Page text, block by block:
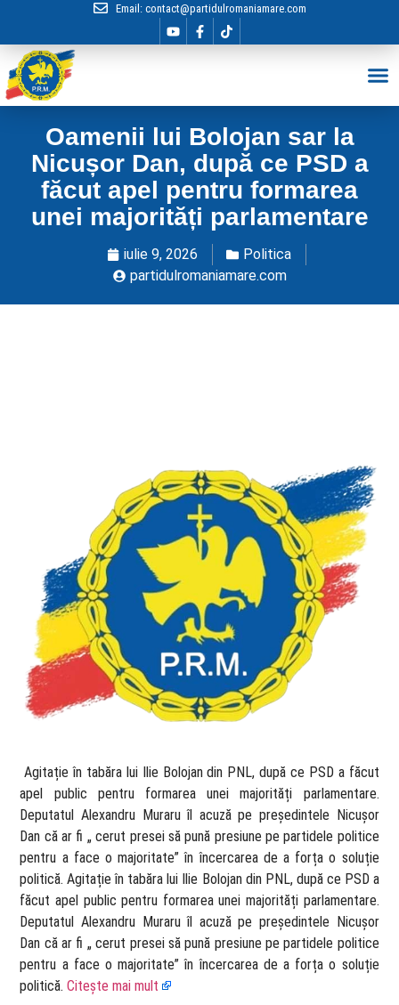
Email: contact@partidulromaniamare.com
Oamenii lui Bolojan sar la
Nicușor Dan, după ce PSD a
făcut apel pentru formarea
unei majorități parlamentare
iulie 9, 2026
Politica
partidulromaniamare.com
​ Agitație în tabăra lui Ilie Bolojan din PNL, după ce PSD a făcut
apel public pentru formarea unei majorități parlamentare.
Deputatul Alexandru Muraru îl acuză pe președintele Nicușor
Dan că ar fi „ cerut presei să pună presiune pe partidele politice
pentru a face o majoritate” în încercarea de a forța o soluție
politică. Agitație în tabăra lui Ilie Bolojan din PNL, după ce PSD a
făcut apel public pentru formarea unei majorități parlamentare.
Deputatul Alexandru Muraru îl acuză pe președintele Nicușor
Dan că ar fi „ cerut presei să pună presiune pe partidele politice
pentru a face o majoritate” în încercarea de a forța o soluție
politică.Citește mai mult